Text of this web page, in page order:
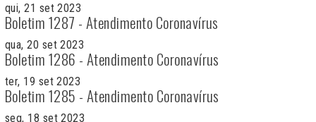
qui, 21 set 2023
Boletim 1287 - Atendimento Coronavírus
qua, 20 set 2023
Boletim 1286 - Atendimento Coronavírus
ter, 19 set 2023
Boletim 1285 - Atendimento Coronavírus
seg, 18 set 2023